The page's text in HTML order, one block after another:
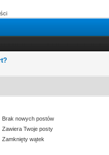
0 głosów - średnia ocena: 0 na 5
Brak nowych postów
Zawiera Twoje posty
Zamknięty wątek